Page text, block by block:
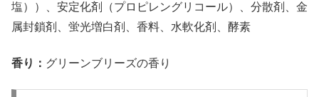
塩））、安定化剤（プロピレングリコール）、分散剤、金
属封鎖剤、蛍光増白剤、香料、水軟化剤、酵素
香り： グリーンブリーズの香り